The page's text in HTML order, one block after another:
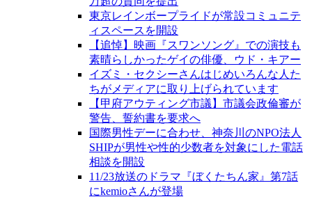
東京レインボープライドが常設コミュニテ
ィスペースを開設
【追悼】映画『スワンソング』での演技も
素晴らしかったゲイの俳優、ウド・キアー
イズミ・セクシーさんはじめいろんな人た
ちがメディアに取り上げられています
【甲府アウティング市議】市議会政倫審が
警告、誓約書を要求へ
国際男性デーに合わせ、神奈川のNPO法人
SHIPが男性や性的少数者を対象にした電話
相談を開設
11/23放送のドラマ『ぼくたちん家』第7話
にkemioさんが登場